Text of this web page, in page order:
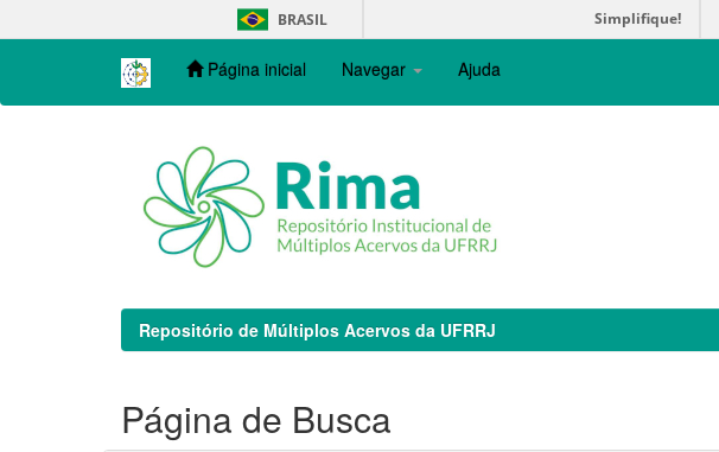
navigation
BRASIL Simplifique!
Página inicial Navegar Ajuda
Repositório de Múltiplos Acervos da UFRRJ
Página de Busca